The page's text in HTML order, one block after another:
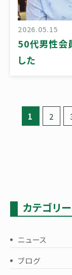
2026.05.15
50代男性会
した
1 2
カテゴリー
ニュース
ブログ